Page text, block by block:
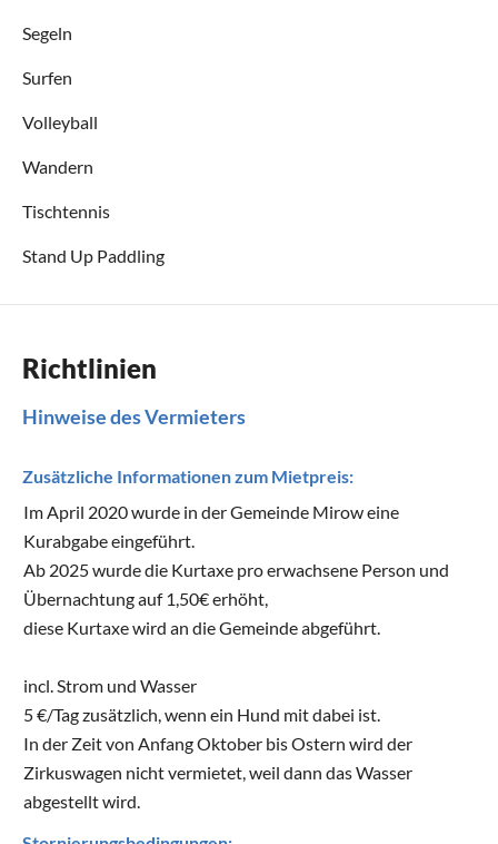
Segeln
Surfen
Volleyball
Wandern
Tischtennis
Stand Up Paddling
Richtlinien
Hinweise des Vermieters
Zusätzliche Informationen zum Mietpreis:
Im April 2020 wurde in der Gemeinde Mirow eine
Kurabgabe eingeführt.
Ab 2025 wurde die Kurtaxe pro erwachsene Person und
Übernachtung auf 1,50€ erhöht,
diese Kurtaxe wird an die Gemeinde abgeführt.
incl. Strom und Wasser
5 €/Tag zusätzlich, wenn ein Hund mit dabei ist.
In der Zeit von Anfang Oktober bis Ostern wird der
Zirkuswagen nicht vermietet, weil dann das Wasser
abgestellt wird.